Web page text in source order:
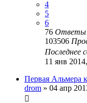
4
5
6
76 Ответы
103506
Последнее
11 янв
Первая Альмера
drom » 04 апр